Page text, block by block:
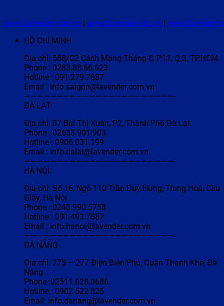
www.lavender.com.vn | www.lavender.edu.vn |
HỒ CHÍ MINH
Địa chỉ: 588/C2 Cách Mạng Tháng 8, P.11, Q.3, TP.HCM
Phone : 0283.88.66.623
Hotline : 091.279.7887
Email : info.saigon@lavender.com.vn
———————————————————————-
ĐÀ LẠT
Địa chỉ: 87 Bùi Thị Xuân, P2, Thành Phố Đà Lạt
Phone : 02633.901.903
Hotline : 0906.031.199
Email : info.dalat@lavender.com.vn
———————————————————————-
HÀ NỘI
Địa chỉ: Số 16, Ngõ 110 Trần Duy Hưng, Trung Hoà, Cầu
Giấy, Hà Nội
Phone : 0243.990.5758
Hotline : 091.493.7887
Email : info.hanoi@lavender.com.vn
———————————————————————-
ĐÀ NẴNG
Địa chỉ: 275 – 277 Điện Biên Phủ, Quận Thanh Khê, Đà
Nẵng.
Phone :02511.628.8686
Hotline : 0902.522 825
Email: info.danang@lavender.com.vn